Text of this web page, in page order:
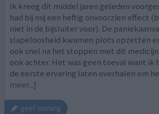
Ik kreeg dit middel jaren geleden
had bij mij een heftig onvoorzien effect
niet in de bijsluiter voor). De
slapeloosheid kwamen plots opzetten
ook snel na het stoppen met dit
ook achter. Het was geen toeval want ik
de eerste ervaring laten overhalen om
meer...]
geef mening